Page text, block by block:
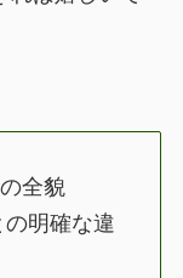
全貌
明確な違